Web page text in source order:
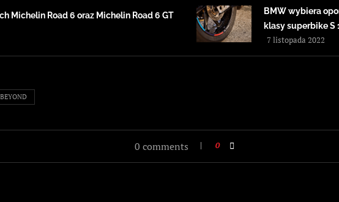
Michelin Road 6 oraz Michelin Road 6 GT
BMW wybiera
klasy superbike S
7 listopada 2022
0 comments 0